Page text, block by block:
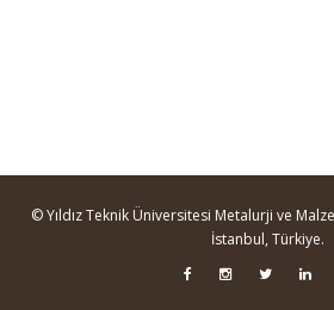
© Yıldız Teknik Üniversitesi Metalurji ve
İstanbul, Türkiye.